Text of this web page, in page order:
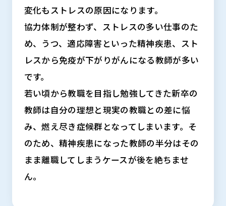
変化もストレスの原因になります。
協力体制が整わず、ストレスの多い仕事のた
め、うつ、適応障害といった精神疾患、スト
レスから免疫が下がりがんになる教師が多い
です。
若い頃から教職を目指し勉強してきた新卒の
教師は自分の理想と現実の教職との差に悩
み、燃え尽き症候群となってしまいます。そ
のため、精神疾患になった教師の半分はその
まま離職してしまうケースが後を絶ちませ
ん。